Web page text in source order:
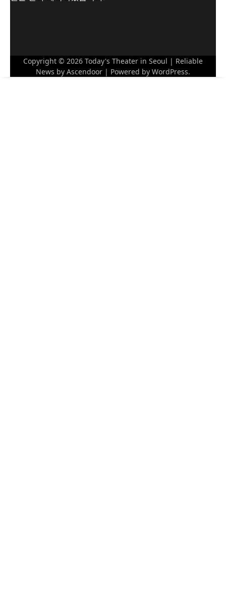
Copyright © 2026 Today's Theater in Seoul | Reliable
News by Ascendoor | Powered by WordPress.